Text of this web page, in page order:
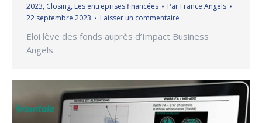
2023, Closing, Les entreprises financées Par France Angels
22 septembre 2023
Laisser un commentaire
Eloi lève des fonds auprès d’Impact Business
Angels